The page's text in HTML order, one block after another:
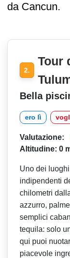
da Cancun.
2.
Tour
Bella
ero lì
Valutazione:
Altitudine: 0
Uno dei
indipendenti
chilometri
azzurro,
semplici
tequila: solo
qui puoi
piacevole